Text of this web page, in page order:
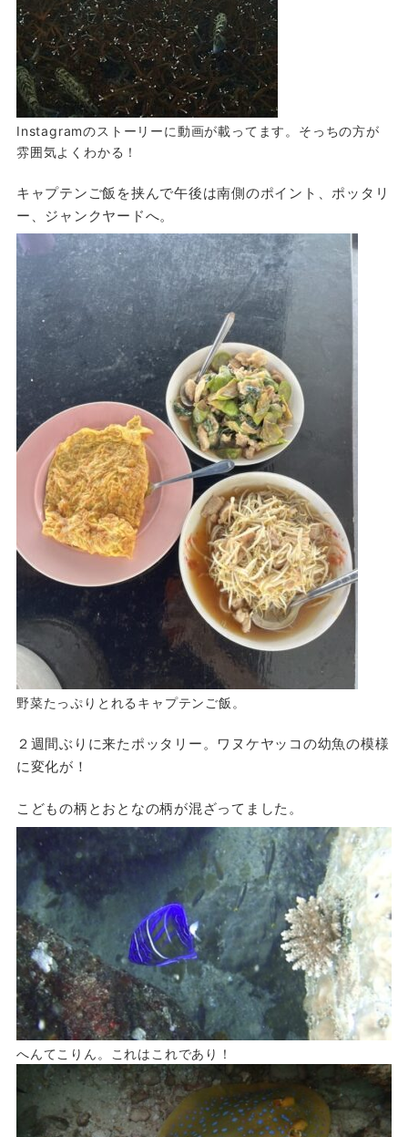
Instagramのストーリーに動画が載ってます。そっちの方が
雰囲気よくわかる！
キャプテンご飯を挟んで午後は南側のポイント、ポッタリ
ー、ジャンクヤードへ。
野菜たっぷりとれるキャプテンご飯。
２週間ぶりに来たポッタリー。ワヌケヤッコの幼魚の模様
に変化が！
こどもの柄とおとなの柄が混ざってました。
へんてこりん。これはこれであり！